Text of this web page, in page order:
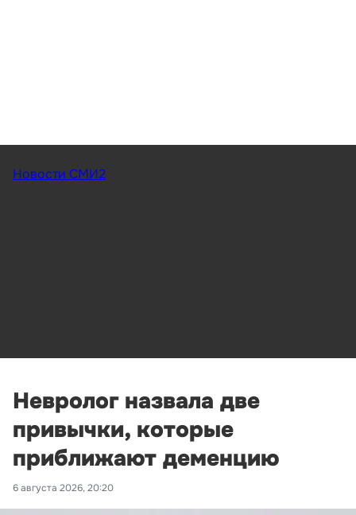
Новости СМИ2
Невролог назвала две
привычки, которые
приближают деменцию
6 августа 2026, 20:20